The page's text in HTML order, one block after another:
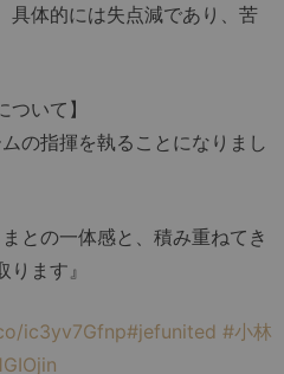
具体的には失点減であり、苦
ついて】
の指揮を執ることになりまし
との一体感と、積み重ねてき
ます』
ic3yv7Gfnp#jefunited #小林